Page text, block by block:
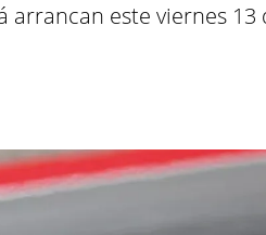
arrancan este viernes